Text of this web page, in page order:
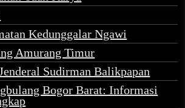
Kedunggalar Ngawi
Amurang Timur
Sudirman Balikpapan
Bogor Barat: Informasi